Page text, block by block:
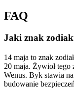
FAQ
Jaki znak
14 maja to znak
20 maja. Żywioł tego
Wenus. Byk stawia
budowanie